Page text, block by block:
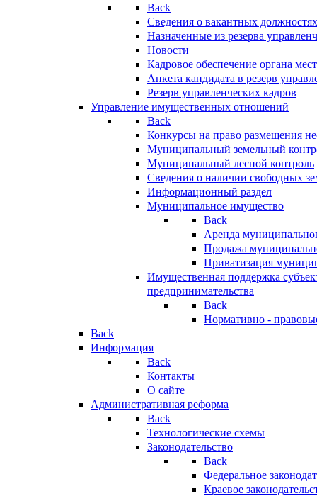
Back
Сведения о вакантных
Назначенные из резерва
Новости
Кадровое обеспечение органа
Анкета кандидата в резерв
Резерв управленческих кадров
Управление имущественных отношений
Back
Конкурсы на право размещения
Муниципальный земельный
Муниципальный лесной контроль
Сведения о наличии свободных
Информационный раздел
Муниципальное имущество
Back
Аренда
Продажа
Приватизация
Имущественная поддержка
предпринимательства
Back
Нормативно -
Back
Информация
Back
Контакты
О сайте
Административная реформа
Back
Технологические схемы
Законодательство
Back
Федеральное
Краевое